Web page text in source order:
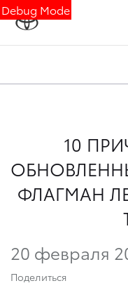
Debug Mode
10
ФЛАГМАН
20 февраля
Поделиться